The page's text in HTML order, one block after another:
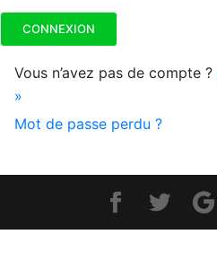
Vous n’avez pas de compte ?
»
Mot de passe perdu ?